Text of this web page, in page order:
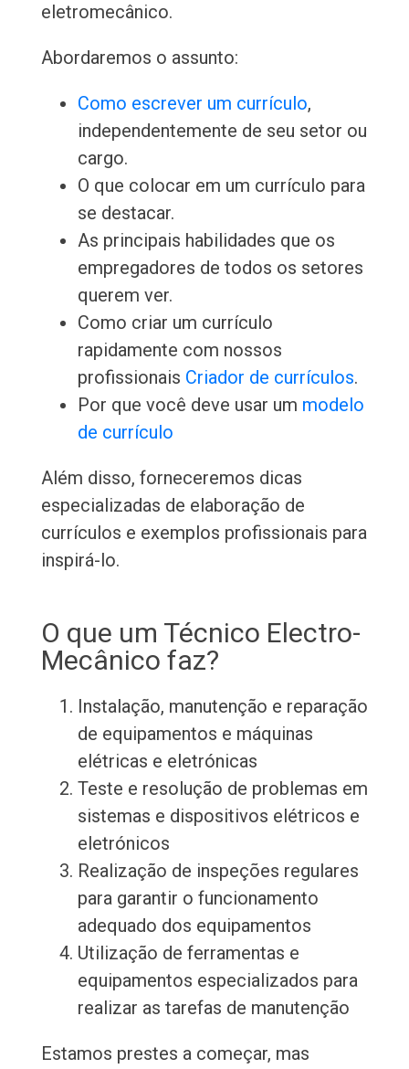
eletromecânico.
Abordaremos o assunto:
Como escrever um currículo,
independentemente de seu setor ou
cargo.
O que colocar em um currículo para
se destacar.
As principais habilidades que os
empregadores de todos os setores
querem ver.
Como criar um currículo
rapidamente com nossos
profissionais Criador de currículos.
Por que você deve usar um modelo
de currículo
Além disso, forneceremos dicas
especializadas de elaboração de
currículos e exemplos profissionais para
inspirá-lo.
O que um Técnico Electro-
Mecânico faz?
Instalação, manutenção e reparação
de equipamentos e máquinas
elétricas e eletrónicas
Teste e resolução de problemas em
sistemas e dispositivos elétricos e
eletrónicos
Realização de inspeções regulares
para garantir o funcionamento
adequado dos equipamentos
Utilização de ferramentas e
equipamentos especializados para
realizar as tarefas de manutenção
Estamos prestes a começar, mas